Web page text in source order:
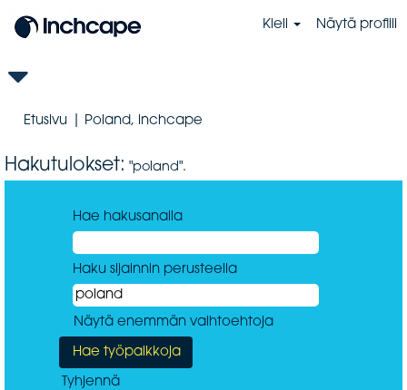
Kieli Näytä profiili
Etusivu Poland, inchcape
Hakutulokset: "poland".
Hae hakusanalla
Haku sijainnin perusteella
Näytä enemmän vaihtoehtoja
Tyhjennä